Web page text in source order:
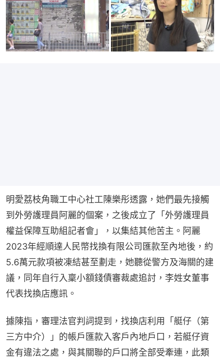
明愛荔枝角職工中心社工陳樂彤透露，她們最先接觸
到外勞護理員阿麗的個案，之後成立了「外勞護理員
權益保障互助組記者會」，以集結其他苦主。阿麗
2023年經順達人民幣找換有限公司匯款至內地後，約
5.6萬元款項被凍結甚至劃走，她聽從警方及海關的建
議，同年自行入稟小額錢債審裁處追討，李姓女董事
代表找換店應訊。
據陳指，審理法官判詞提到，找換店利用「艇仔（第
三方中介）」的帳戶匯款入客戶內地戶口，若艇仔資
金有違法之處，與其關聯的戶口將全部受牽連，此類